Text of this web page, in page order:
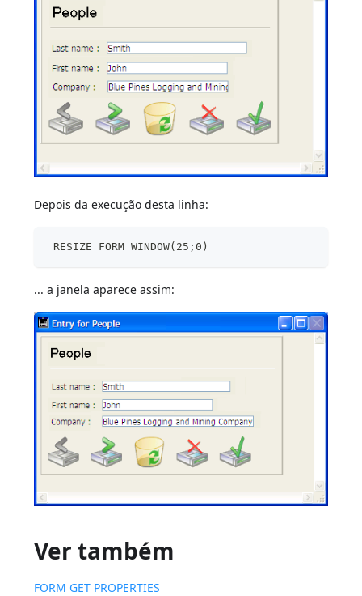
Depois da execução desta linha:
RESIZE FORM WINDOW(25;0)
... a janela aparece assim:
Ver também
FORM GET PROPERTIES